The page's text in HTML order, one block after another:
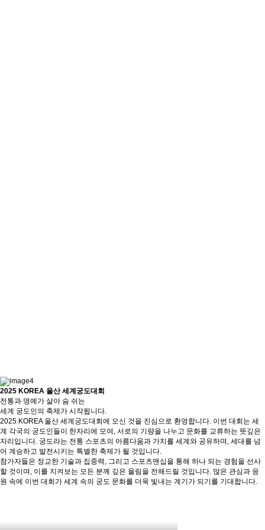
2025 KOREA 울산 세계궁도대회
전통과 명예가 살아 숨 쉬는
세계 궁도인의 축제가 시작됩니다.
2025 KOREA 울산 세계궁도대회에 오신 것을 진심으로 환영합니다. 이번 대회는 세
계 각국의 궁도인들이 한자리에 모여, 서로의 기량을 나누고 문화를 교류하는 뜻깊은
자리입니다. 궁도라는 전통 스포츠의 아름다움과 가치를 세계와 공유하며, 세대를 넘
어 계승하고 발전시키는 특별한 축제가 될 것입니다.
참가자들은 정교한 기술과 집중력, 그리고 스포츠맨십을 통해 하나 되는 경험을 선사
할 것이며, 이를 지켜보는 모든 분께 깊은 울림을 전해드릴 것입니다. 많은 관심과 응
원 속에 이번 대회가 세계 속의 궁도 문화를 더욱 빛내는 계기가 되기를 기대합니다.